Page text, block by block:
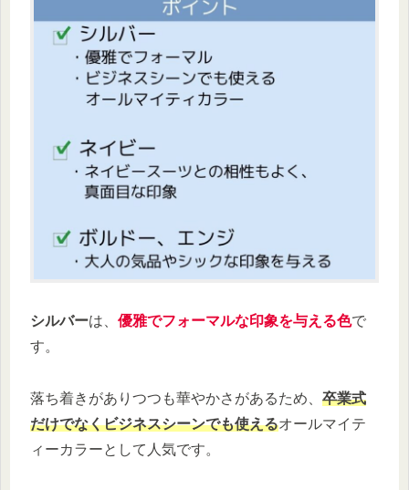
シルバーは、 優雅でフォーマルな印象を与える色で
す。
落ち着きがありつつも華やかさがあるため、 卒業式
だけでなくビジネスシーンでも使えるオールマイテ
ィーカラーとして人気です。